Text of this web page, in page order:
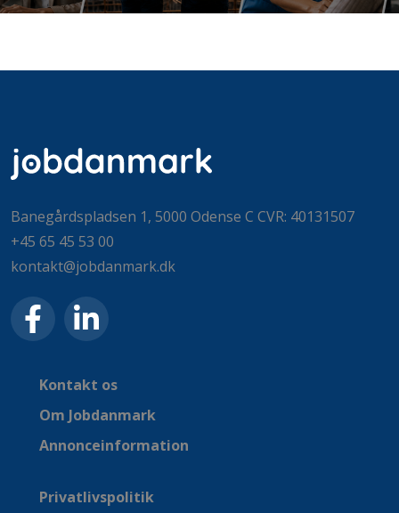
Banegårdspladsen 1, 5000 Odense C CVR: 40131507
+45 65 45 53 00
kontakt@jobdanmark.dk
Kontakt os
Om Jobdanmark
Annonceinformation
Privatlivspolitik